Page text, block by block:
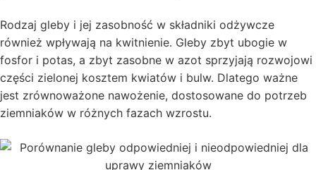
Rodzaj gleby i jej zasobność w składniki odżywcze
również wpływają na kwitnienie. Gleby zbyt ubogie w
fosfor i potas, a zbyt zasobne w azot sprzyjają rozwojowi
części zielonej kosztem kwiatów i bulw. Dlatego ważne
jest zrównoważone nawożenie, dostosowane do potrzeb
ziemniaków w różnych fazach wzrostu.